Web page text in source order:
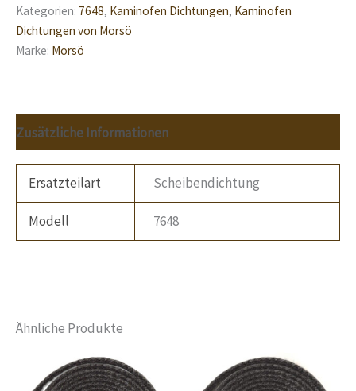
Kategorien: 7648, Kaminofen Dichtungen, Kaminofen
Dichtungen von Morsö
Marke: Morsö
Zusätzliche Informationen
Ersatzteilart Scheibendichtung
Modell 7648
Ähnliche Produkte